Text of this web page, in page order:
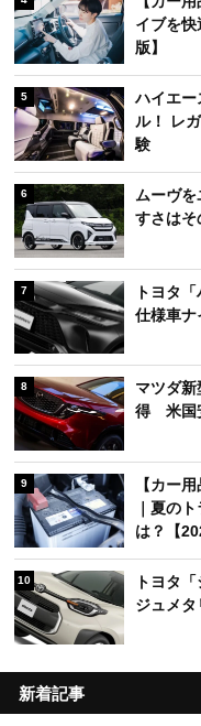
イブを快
版】
5
ハイエー
ル！ レ
験
6
ムーヴ
すさはそ
7
トヨタ
仕様車ナ
8
マツダ
得 米国
9
【カー
｜夏の
は？【
10
トヨタ
ジュメ
新着記事